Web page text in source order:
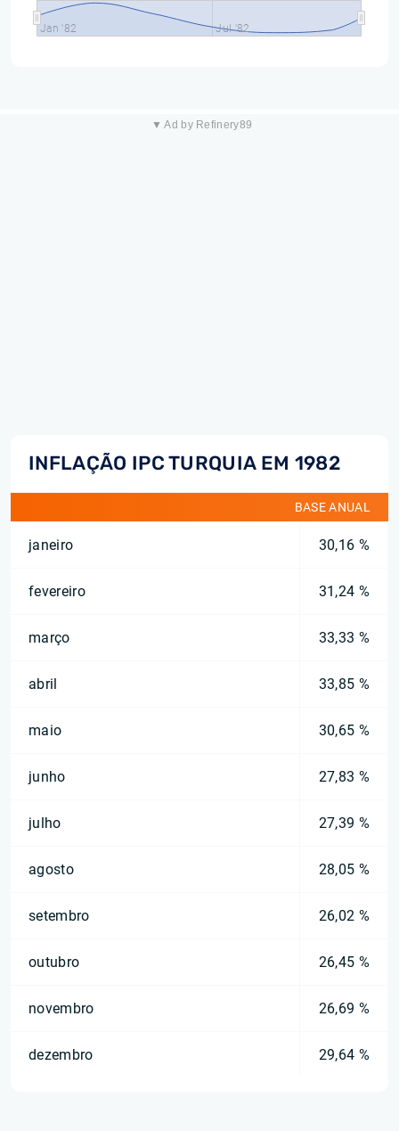
Jan '82 Jul '82
▼ Ad by Refinery89
INFLAÇÃO IPC TURQUIA EM 1982
BASE ANUAL
janeiro 30,16 %
fevereiro 31,24 %
março 33,33 %
abril 33,85 %
maio 30,65 %
junho 27,83 %
julho 27,39 %
agosto 28,05 %
setembro 26,02 %
outubro 26,45 %
novembro 26,69 %
dezembro 29,64 %